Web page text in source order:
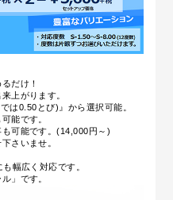
だけ！
上がります。
は0.50とび)』から選択可能。
能です。
可能です。(14,000円～)
さいませ。
幅広く対応です。
」です。